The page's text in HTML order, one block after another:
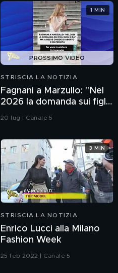
PROSSIMO VIDEO
STRISCIA LA NOTIZIA
Fagnani a Marzullo: "Nel
2026 la domanda sui figli
non si fa". Ma a Belve
20 lug | Canale 5
1 MIN
STRISCIA LA NOTIZIA
Enrico Lucci alla Milano
Fashion Week
25 feb 2022 | Canale 5
3 MIN